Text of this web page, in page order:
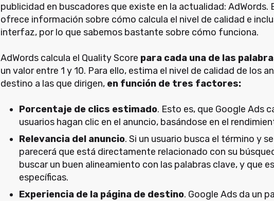
publicidad en buscadores que existe en la actualidad: AdWords.
ofrece información sobre cómo calcula el nivel de calidad e
interfaz, por lo que sabemos bastante sobre cómo funciona.
AdWords calcula el Quality Score para cada una de las
un valor entre 1 y 10. Para ello, estima el nivel de calidad de los
destino a las que dirigen, en función de tres factores:
Porcentaje de clics estimado. Esto es, que Google Ads
usuarios hagan clic en el anuncio, basándose en el
Relevancia del anuncio. Si un usuario busca el término y
parecerá que está directamente relacionado con su
buscar un buen alineamiento con las palabras clave, y que
específicas.
Experiencia de la página de destino. Google Ads da un